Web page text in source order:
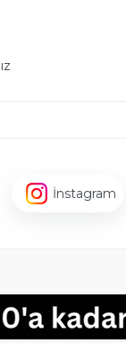
İnstagram